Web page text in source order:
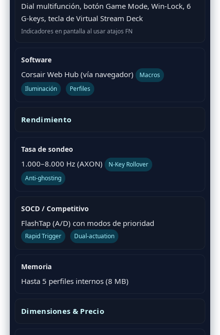
Dial multifunción, botón Game Mode, Win-Lock, 6
G-keys, tecla de Virtual Stream Deck
Indicadores en pantalla al usar atajos FN
Software
Corsair Web Hub (vía navegador)
Macros
Iluminación
Perfiles
Rendimiento
Tasa de sondeo
1.000–8.000 Hz (AXON)
N-Key Rollover
Anti-ghosting
SOCD / Competitivo
FlashTap (A/D) con modos de prioridad
Rapid Trigger Dual-actuation
Memoria
Hasta 5 perfiles internos (8 MB)
Dimensiones & Precio